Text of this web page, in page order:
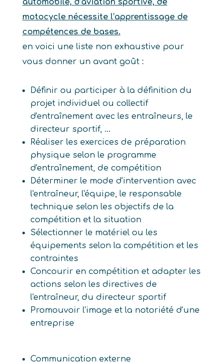
automobile, d’aviation sportive, de
motocycle nécessite l’apprentissage de
compétences de bases.
en voici une liste non exhaustive pour
vous donner un avant goût :
Définir ou participer à la définition du
projet individuel ou collectif
d'entraînement avec les entraîneurs, le
directeur sportif, ...
Réaliser les exercices de préparation
physique selon le programme
d'entraînement, de compétition
Déterminer le mode d'intervention avec
l'entraîneur, l'équipe, le responsable
technique selon les objectifs de la
compétition et la situation
Sélectionner le matériel ou les
équipements selon la compétition et les
contraintes
Concourir en compétition et adapter les
actions selon les directives de
l'entraîneur, du directeur sportif
Promouvoir l'image et la notoriété d'une
entreprise
Communication externe